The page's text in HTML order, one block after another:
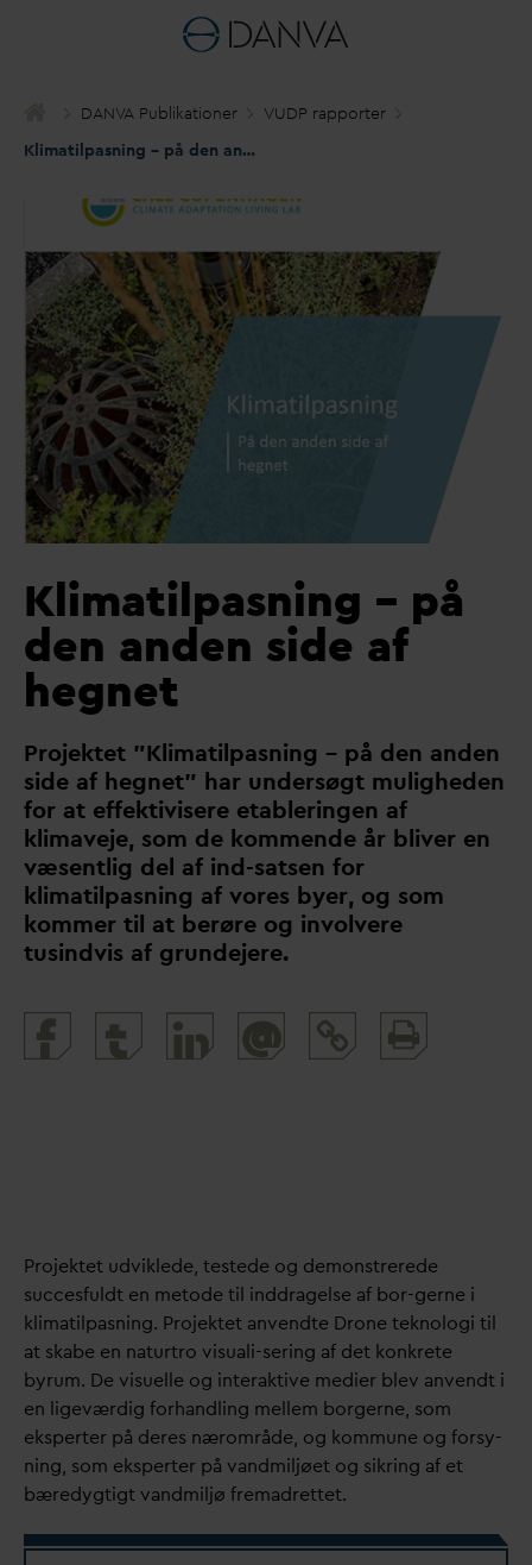
DANVA Publikationer
VUDP rapporter
Klimatilpasning – på den anden side af hegnet
Klimatilpasning – på
den anden side af
hegnet
Projektet ”Klimatilpasning – på den anden
side af hegnet” har undersøgt muligheden
for at effektivisere etableringen af
klimaveje, som de kommende år bliver en
væsentlig del af ind-satsen for
klimatilpasning af vores byer, og som
kommer til at berøre og involvere
tusindvis af grundejere.
@
and
Projektet udviklede, testede og demonstrerede
succesfuldt en metode til inddragelse af bor-gerne i
klimatilpasning. Projektet anvendte Drone teknologi til
at skabe en naturtro visuali-sering af det konkrete
byrum. De visuelle og interaktive medier blev anvendt i
en ligeværdig forhandling mellem borgerne, som
eksperter på deres nærområde, og kommune og forsy-
ning, som eksperter på vandmiljøet og sikring af et
bæredygtigt vandmiljø fremadrettet.